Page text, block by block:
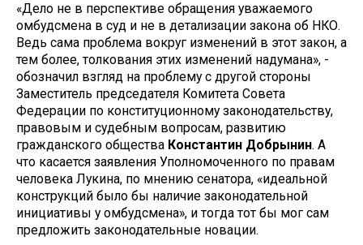
«Дело не в перспективе обращения уважаемого
омбудсмена в суд и не в детализации закона об НКО.
Ведь сама проблема вокруг изменений в этот закон, а
тем более, толкования этих изменений надумана», -
обозначил взгляд на проблему с другой стороны
Заместитель председателя Комитета Совета
Федерации по конституционному законодательству,
правовым и судебным вопросам, развитию
гражданского общества Константин Добрынин. А
что касается заявления Уполномоченного по правам
человека Лукина, по мнению сенатора, «идеальной
конструкций было бы наличие законодательной
инициативы у омбудсмена», и тогда тот бы мог сам
предложить законодательные новации.